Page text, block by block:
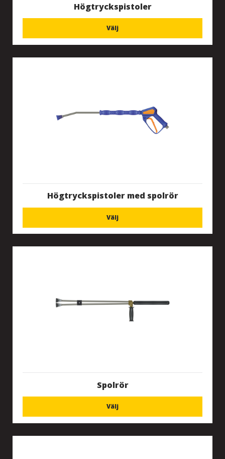
Högtryckspistoler
Välj
Högtryckspistoler med spolrör
Välj
Spolrör
Välj